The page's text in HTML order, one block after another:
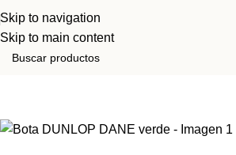
Skip to navigation
Skip to main content